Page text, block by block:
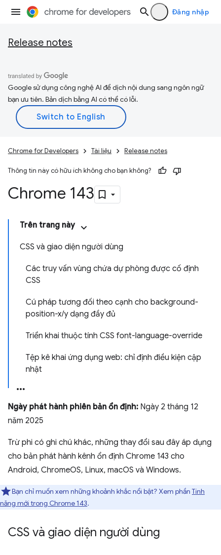
Đăng nhập
Release notes
Google sử dụng công nghệ AI để dịch nội dung sang ngôn ngữ
bạn ưu tiên. Bản dịch bằng AI có thể có lỗi.
Chrome for Developers Tài liệu Release notes
Thông tin này có hữu ích không cho bạn không?
Chrome 143
Trên trang này
CSS và giao diện người dùng
Các truy vấn vùng chứa dự phòng được cố định
CSS
Cú pháp tương đối theo cạnh cho background-
position-x/y dạng đầy đủ
Triển khai thuộc tính CSS font-language-override
Tệp kê khai ứng dụng web: chỉ định điều kiện cập
nhật
Ngày phát hành phiên bản ổn định: Ngày 2 tháng 12
năm 2025
Trừ phi có ghi chú khác, những thay đổi sau đây áp dụng
cho bản phát hành kênh ổn định Chrome 143 cho
Android, ChromeOS, Linux, macOS và Windows.
Bạn chỉ muốn xem những khoảnh khắc nổi bật? Xem phần Tính
năng mới trong Chrome 143.
CSS và giao diện người dùng